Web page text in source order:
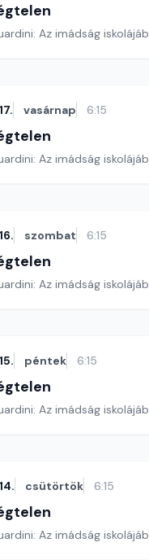
vasárnap 6:15
szombat 6:15
péntek 6:15
csütörtök 6:15